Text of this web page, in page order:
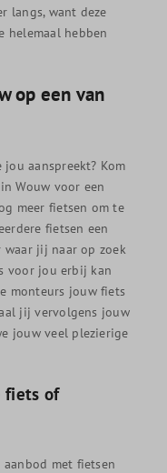
langs, want deze
helemaal hebben
op een van
aanspreekt? Kom
Wouw voor een
meer fietsen om te
fietsen een
waar jij naar op zoek
voor jou erbij kan
monteurs jouw fiets
jij vervolgens jouw
jouw veel plezierige
fiets of
met fietsen